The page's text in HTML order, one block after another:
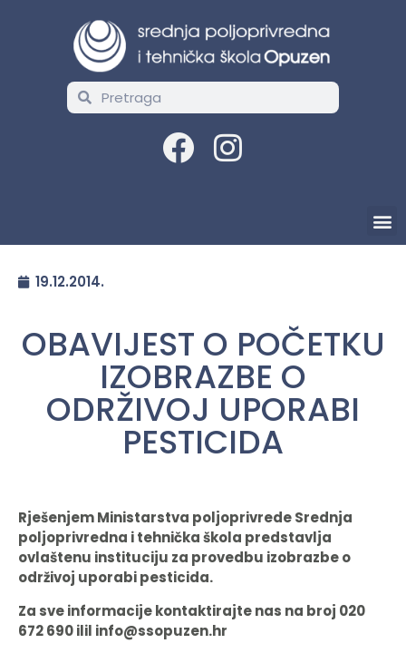
19.12.2014.
OBAVIJEST O POČETKU
IZOBRAZBE O
ODRŽIVOJ UPORABI
PESTICIDA
Rješenjem Ministarstva poljoprivrede Srednja
poljoprivredna i tehnička škola predstavlja
ovlaštenu instituciju za provedbu izobrazbe o
održivoj uporabi pesticida.
Za sve informacije kontaktirajte nas na broj 020
672 690 ilil info@ssopuzen.hr